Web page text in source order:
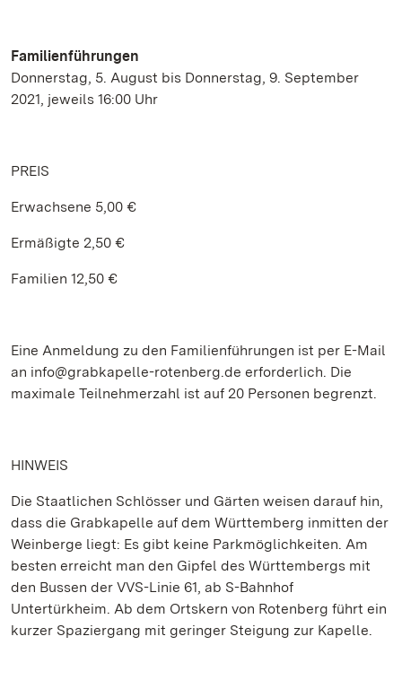
Familienführungen
Donnerstag, 5. August bis Donnerstag, 9. September
2021, jeweils 16:00 Uhr
PREIS
Erwachsene 5,00 €
Ermäßigte 2,50 €
Familien 12,50 €
Eine Anmeldung zu den Familienführungen ist per E-Mail
an info@grabkapelle-rotenberg.de erforderlich. Die
maximale Teilnehmerzahl ist auf 20 Personen begrenzt.
HINWEIS
Die Staatlichen Schlösser und Gärten weisen darauf hin,
dass die Grabkapelle auf dem Württemberg inmitten der
Weinberge liegt: Es gibt keine Parkmöglichkeiten. Am
besten erreicht man den Gipfel des Württembergs mit
den Bussen der VVS-Linie 61, ab S-Bahnhof
Untertürkheim. Ab dem Ortskern von Rotenberg führt ein
kurzer Spaziergang mit geringer Steigung zur Kapelle.